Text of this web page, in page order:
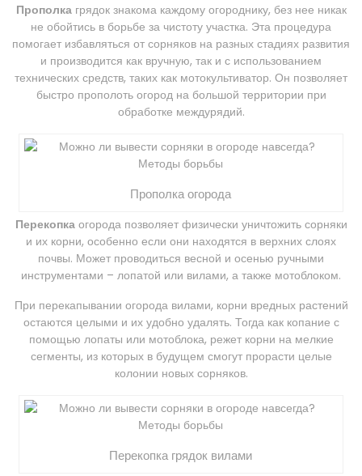
Прополкагрядок знакома каждому огороднику, без нее никак
не обойтись в борьбе за чистоту участка. Эта процедура
помогает избавляться от сорняков на разных стадиях развития
и производится как вручную, так и с использованием
технических средств, таких как мотокультиватор. Он позволяет
быстро прополоть огород на большой территории при
обработке междурядий.
Прополка огорода
Перекопкаогорода позволяет физически уничтожить сорняки
и их корни, особенно если они находятся в верхних слоях
почвы. Может проводиться весной и осенью ручными
инструментами – лопатой или вилами, а также мотоблоком.
При перекапывании огорода вилами, корни вредных растений
остаются целыми и их удобно удалять. Тогда как копание с
помощью лопаты или мотоблока, режет корни на мелкие
сегменты, из которых в будущем смогут прорасти целые
колонии новых сорняков.
Перекопка грядок вилами